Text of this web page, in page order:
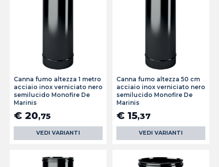
Canna fumo altezza 1 metro
acciaio inox verniciato nero
semilucido Monofire De
Marinis
€ 20,75
VEDI VARIANTI
Canna fumo altezza 50 cm
acciaio inox verniciato nero
semilucido Monofire De
Marinis
€ 15,37
VEDI VARIANTI